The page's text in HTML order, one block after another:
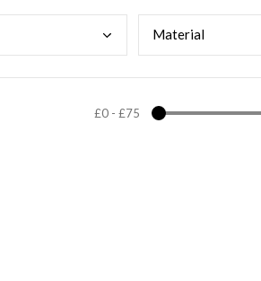
Material
£0- £75